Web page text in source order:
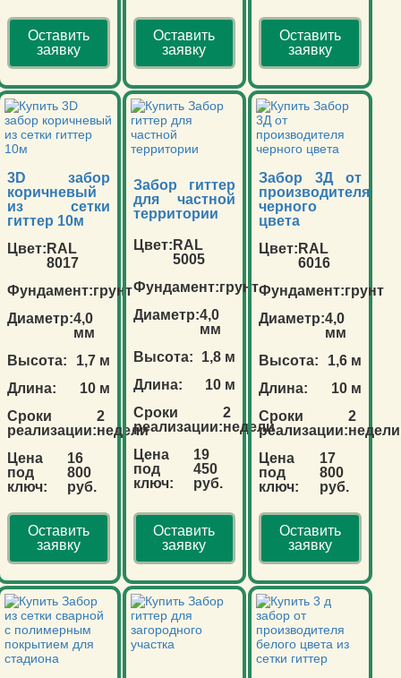
Оставить
заявку
Оставить
заявку
Оставить
заявку
3D забор
коричневый
из сетки
гиттер 10м
Цвет: RAL
8017
Фундамент:грунт
Диаметр:4,0
мм
Высота:
1,7 м
Длина:
10 м
Сроки
реализации:
2
недели
Цена
под
ключ:
16
800
руб.
Оставить
заявку
Забор гиттер
для частной
территории
Цвет: RAL
5005
Фундамент:грунт
Диаметр:4,0
мм
Высота:
1,8 м
Длина:
10 м
Сроки
реализации:
2
недели
Цена
под
ключ:
19
450
руб.
Оставить
заявку
Забор 3Д от
производителя
черного
цвета
Цвет: RAL
6016
Фундамент:грунт
Диаметр:4,0
мм
Высота:
1,6 м
Длина:
10 м
Сроки
реализации:
2
недели
Цена
под
ключ:
17
800
руб.
Оставить
заявку